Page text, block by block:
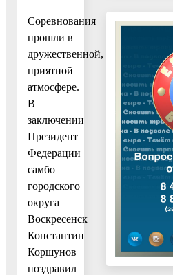
Соревнования
прошли в
дружественной,
приятной
атмосфере.
В
заключении
Президент
Федерации
самбо
городского
округа
Воскресенск
Константин
Коршунов
поздравил